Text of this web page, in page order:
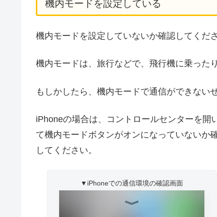
機内モードを設定している
機内モードを設定していないか確認してくだ
機内モードは、旅行などで、飛行機に乗った
もしかしたら、機内モードで通信ができない
iPhoneの場合は、コントロールセンターを開
て機内モードボタンがオンになっていないか
してください。
▼iPhoneでの通信環境の確認画面